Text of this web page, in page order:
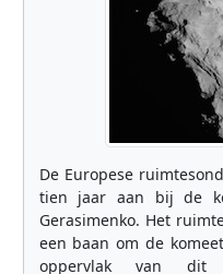
De Europese
tien jaar aan bij de
Gerasimenko. Het
een baan om de
oppervlak van dit